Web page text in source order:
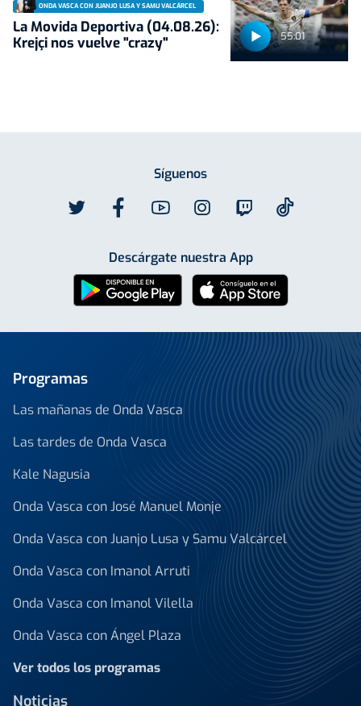
55:01
ONDA VASCA CON JUANJO LUSA Y SAMU VALCÁRCEL
La Movida Deportiva (04.08.26):
Krejçi nos vuelve "crazy"
Síguenos
Descárgate nuestra App
Programas
Las mañanas de Onda Vasca
Las tardes de Onda Vasca
Kale Nagusia
Onda Vasca con José Manuel Monje
Onda Vasca con Juanjo Lusa y Samu Valcárcel
Onda Vasca con Imanol Arruti
Onda Vasca con Imanol Vilella
Onda Vasca con Ángel Plaza
Ver todos los programas
Noticias